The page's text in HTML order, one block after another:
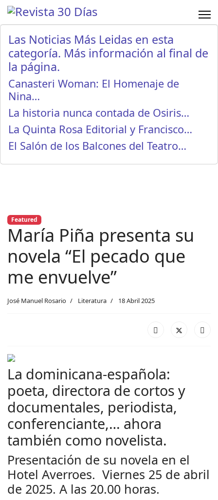
Las Noticias Más Leidas en esta
categoría. Más información al final de
la página.
Canasteri Woman: El Homenaje de
Nina…
La historia nunca contada de Osiris…
La Quinta Rosa Editorial y Francisco…
El Salón de los Balcones del Teatro…
Featured
María Piña presenta su
novela “El pecado que
me envuelve”
José Manuel Rosario Literatura 18 Abril 2025
La dominicana-española:
poeta, directora de cortos y
documentales, periodista,
conferenciante,… ahora
también como novelista.
Presentación de su novela en el
Hotel Averroes. Viernes 25 de abril
de 2025. A las 20.00 horas.